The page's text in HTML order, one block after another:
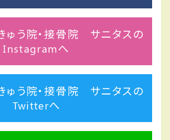
ゅう院・接骨院 サニタスの
Instagramへ
ゅう院・接骨院 サニタスの
Twitterへ